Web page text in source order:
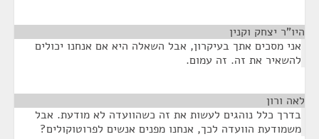
היו"ר יצחק וקנין
אני מסכים אתך בעיקרון, אבל השאלה היא אם אנחנו יכולים
להשאיר את זה. זה עמום.
לאה ורון
בדרך כלל נוהגים לעשות את זה כשהוועדה לא מודעת. אבל
משמודעת הוועדה לכך, אנחנו מפנים אנשים לפרוטוקולים?